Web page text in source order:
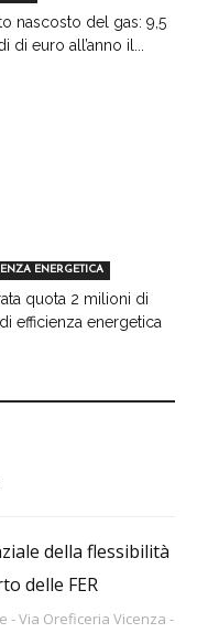
nascosto del gas: 9,5
di euro all’anno il...
ENERGETICA
quota 2 milioni di
efficienza energetica
della flessibilità
delle FER
- Via Oreficeria Vicenza -